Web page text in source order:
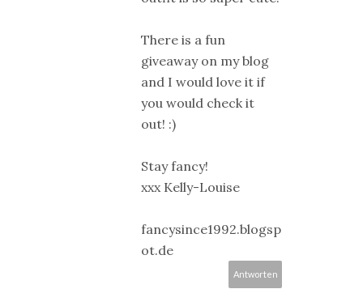
There is a fun
giveaway on my blog
and I would love it if
you would check it
out! :)
Stay fancy!
xxx Kelly-Louise
fancysince1992.blogsp
ot.de
Antworten